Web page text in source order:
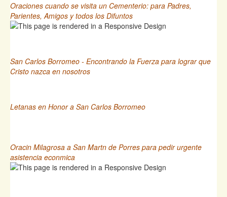
Oraciones cuando se visita un Cementerio: para Padres,
Parientes, Amigos y todos los Difuntos
San Carlos Borromeo - Encontrando la Fuerza para lograr que
Cristo nazca en nosotros
Letanas en Honor a San Carlos Borromeo
Oracin Milagrosa a San Martn de Porres para pedir urgente
asistencia econmica